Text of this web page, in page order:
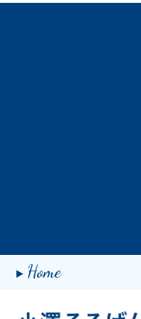
Home